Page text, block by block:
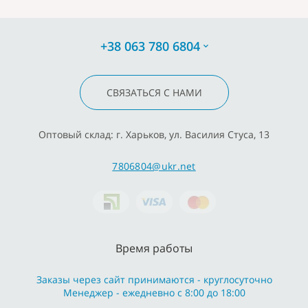
+38 063 780 6804
СВЯЗАТЬСЯ С НАМИ
Оптовый склад: г. Харьков, ул. Василия Стуса, 13
7806804@ukr.net
Время работы
Заказы через сайт принимаются - круглосуточно
Менеджер - ежедневно с 8:00 до 18:00